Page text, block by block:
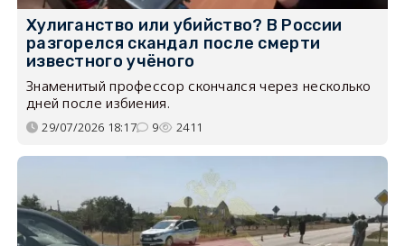
Хулиганство или убийство? В России
разгорелся скандал после смерти
известного учёного
Знаменитый профессор скончался через несколько
дней после избиения.
29/07/2026 18:17 9 2411